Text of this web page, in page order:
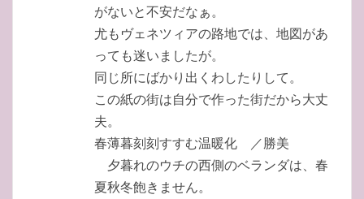
がないと不安だなぁ。
尤もヴェネツィアの路地では、地図があ
っても迷いましたが。
同じ所にばかり出くわしたりして。
この紙の街は自分で作った街だから大丈
夫。
春薄暮刻刻すすむ温暖化 ／勝美
夕暮れのウチの西側のベランダは、春
夏秋冬飽きません。